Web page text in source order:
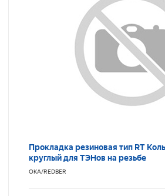
Прокладка резиновая тип RT
круглый для ТЭНов на резьбе
ОКА/REDBER